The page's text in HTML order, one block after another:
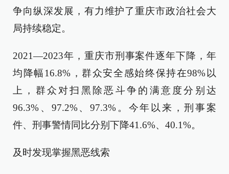
争向纵深发展，有力维护了重庆市政治社会大
局持续稳定。
2021—2023年，重庆市刑事案件逐年下降，年
均降幅16.8%，群众安全感始终保持在98%以
上，群众对扫黑除恶斗争的满意度分别达
96.3%、97.2%、97.3%。今年以来，刑事案
件、刑事警情同比分别下降41.6%、40.1%。
及时发现掌握黑恶线索